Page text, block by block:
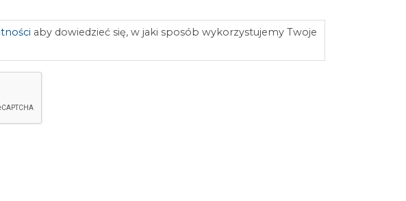
aby dowiedzieć się, w jaki sposób wykorzystujemy Twoje